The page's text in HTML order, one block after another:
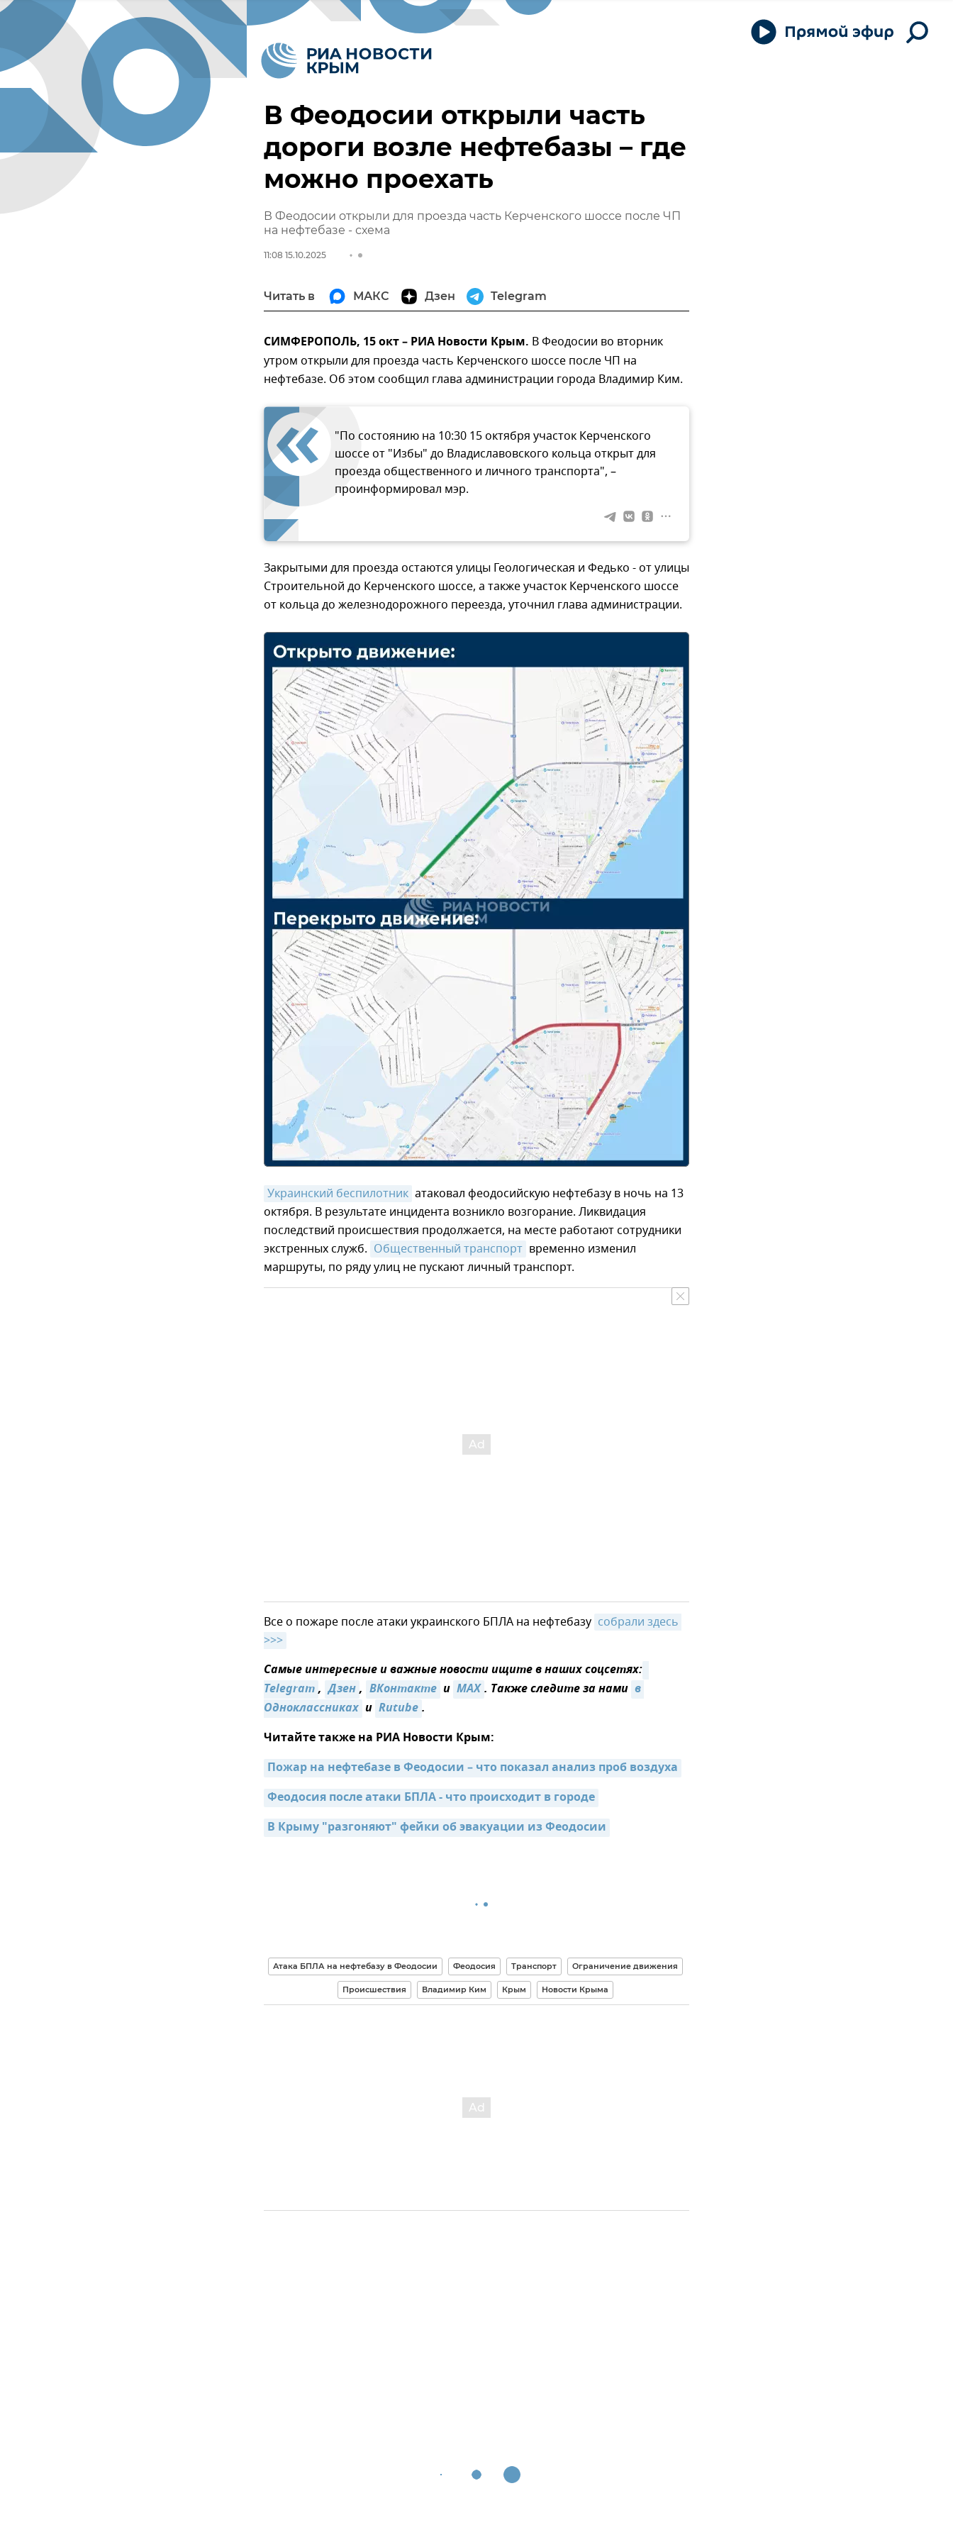
В Феодосии открыли часть
дороги возле нефтебазы – где
можно проехать
В Феодосии открыли для проезда часть Керченского шоссе после ЧП
на нефтебазе - схема
11:08 15.10.2025
Читать в МАКС Дзен Telegram
СИМФЕРОПОЛЬ, 15 окт – РИА Новости Крым. В Феодосии во вторник
утром открыли для проезда часть Керченского шоссе после ЧП на
нефтебазе. Об этом сообщил глава администрации города Владимир Ким.
"По состоянию на 10:30 15 октября участок Керченского
шоссе от "Избы" до Владиславовского кольца открыт для
проезда общественного и личного транспорта", –
проинформировал мэр.
Закрытыми для проезда остаются улицы Геологическая и Федько - от улицы
Строительной до Керченского шоссе, а также участок Керченского шоссе
от кольца до железнодорожного переезда, уточнил глава администрации.
Украинский беспилотник атаковал феодосийскую нефтебазу в ночь на 13
октября. В результате инцидента возникло возгорание. Ликвидация
последствий происшествия продолжается, на месте работают сотрудники
экстренных служб. Общественный транспорт временно изменил
маршруты, по ряду улиц не пускают личный транспорт.
Все о пожаре после атаки украинского БПЛА на нефтебазу собрали здесь
>>>
Самые интересные и важные новости ищите в наших соцсетях:
Telegram, Дзен, ВКонтакте и MAX. Также следите за нами в
Одноклассниках и Rutube.
Читайте также на РИА Новости Крым:
Пожар на нефтебазе в Феодосии – что показал анализ проб воздуха
Феодосия после атаки БПЛА - что происходит в городе
В Крыму "разгоняют" фейки об эвакуации из Феодосии
Атака БПЛА на нефтебазу в Феодосии Феодосия Транспорт Ограничение движения
Происшествия Владимир Ким Крым Новости Крыма